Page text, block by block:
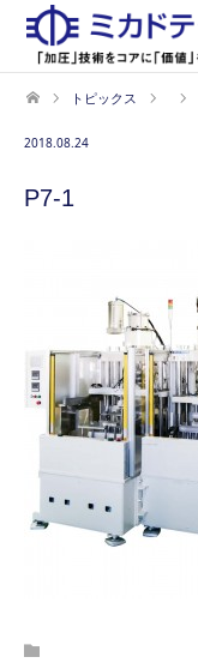
トピックス
2018.08.24
P7-1